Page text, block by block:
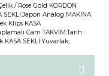
/ Rose Gold KORDON
SEKLI:Japon Analog MAKINA
Klips KASA
Cam TAKVIM:Tarih
KASA SEKLI:Yuvarlak;